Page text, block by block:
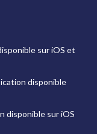
sur iOS et
disponible
disponible sur iOS